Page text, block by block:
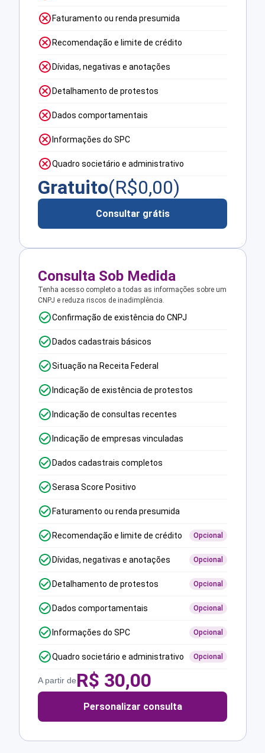
Faturamento ou renda presumida
Recomendação e limite de crédito
Dívidas, negativas e anotações
Detalhamento de protestos
Dados comportamentais
Informações do SPC
Quadro societário e administrativo
Gratuito(R$0,00)
Consultar grátis
Consulta Sob Medida
Tenha acesso completo a todas as informações sobre um
CNPJ e reduza riscos de inadimplência.
Confirmação de existência do CNPJ
Dados cadastrais básicos
Situação na Receita Federal
Indicação de existência de protestos
Indicação de consultas recentes
Indicação de empresas vinculadas
Dados cadastrais completos
Serasa Score Positivo
Faturamento ou renda presumida
Recomendação e limite de crédito Opcional
Dívidas, negativas e anotações Opcional
Detalhamento de protestos Opcional
Dados comportamentais Opcional
Informações do SPC Opcional
Quadro societário e administrativo Opcional
A partir deR$ 30,00
Personalizar consulta